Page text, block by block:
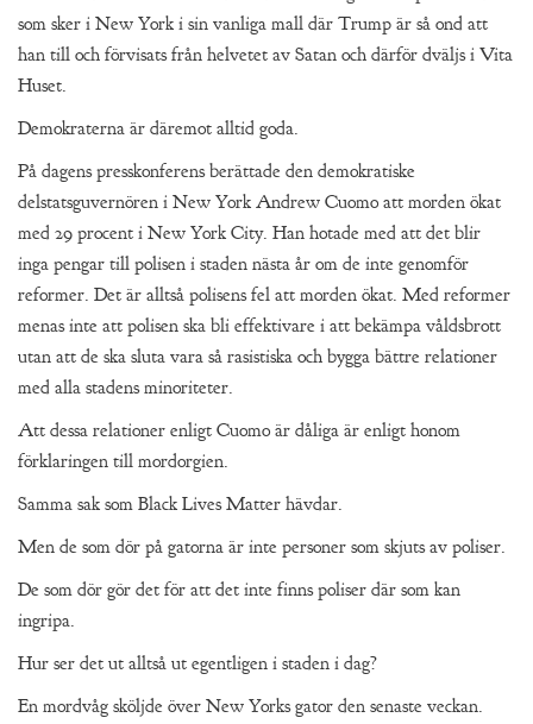
som sker i New York i sin vanliga mall där Trump är så ond att
han till och förvisats från helvetet av Satan och därför dväljs i Vita
Huset.
Demokraterna är däremot alltid goda.
På dagens presskonferens berättade den demokratiske
delstatsguvernören i New York Andrew Cuomo att morden ökat
med 29 procent i New York City. Han hotade med att det blir
inga pengar till polisen i staden nästa år om de inte genomför
reformer. Det är alltså polisens fel att morden ökat. Med reformer
menas inte att polisen ska bli effektivare i att bekämpa våldsbrott
utan att de ska sluta vara så rasistiska och bygga bättre relationer
med alla stadens minoriteter.
Att dessa relationer enligt Cuomo är dåliga är enligt honom
förklaringen till mordorgien.
Samma sak som Black Lives Matter hävdar.
Men de som dör på gatorna är inte personer som skjuts av poliser.
De som dör gör det för att det inte finns poliser där som kan
ingripa.
Hur ser det ut alltså ut egentligen i staden i dag?
En mordvåg sköljde över New Yorks gator den senaste veckan.